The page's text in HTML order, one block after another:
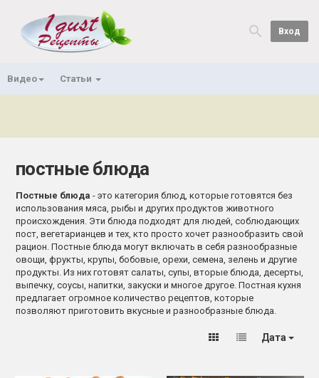
Вход
Видео Статьи
постные блюда
Постные блюда - это категория блюд, которые готовятся без
использования мяса, рыбы и других продуктов животного
происхождения. Эти блюда подходят для людей, соблюдающих
пост, вегетарианцев и тех, кто просто хочет разнообразить свой
рацион. Постные блюда могут включать в себя разнообразные
овощи, фрукты, крупы, бобовые, орехи, семена, зелень и другие
продукты. Из них готовят салаты, супы, вторые блюда, десерты,
выпечку, соусы, напитки, закуски и многое другое. Постная кухня
предлагает огромное количество рецептов, которые
позволяют приготовить вкусные и разнообразные блюда.
Дата